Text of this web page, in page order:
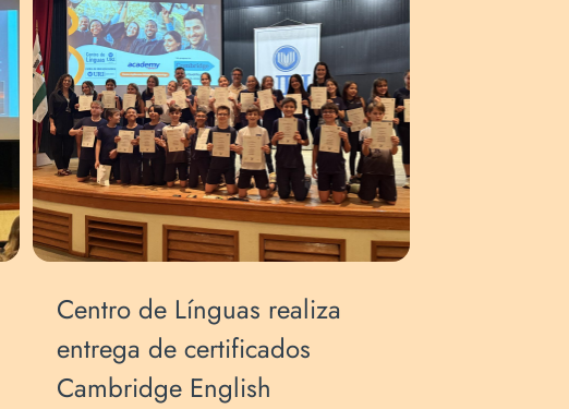
Centro de Línguas realiza
entrega de certificados
Cambridge English